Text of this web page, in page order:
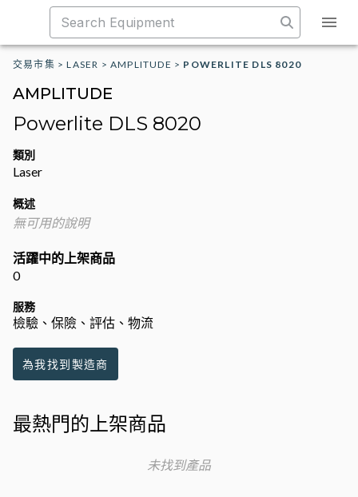
交易市集 >LASER >AMPLITUDE > POWERLITE DLS 8020
AMPLITUDE
Powerlite DLS 8020
類別
Laser
概述
無可用的說明
活躍中的上架商品
0
服務
檢驗、保險、評估、物流
為我找到製造商
最熱門的上架商品
未找到產品